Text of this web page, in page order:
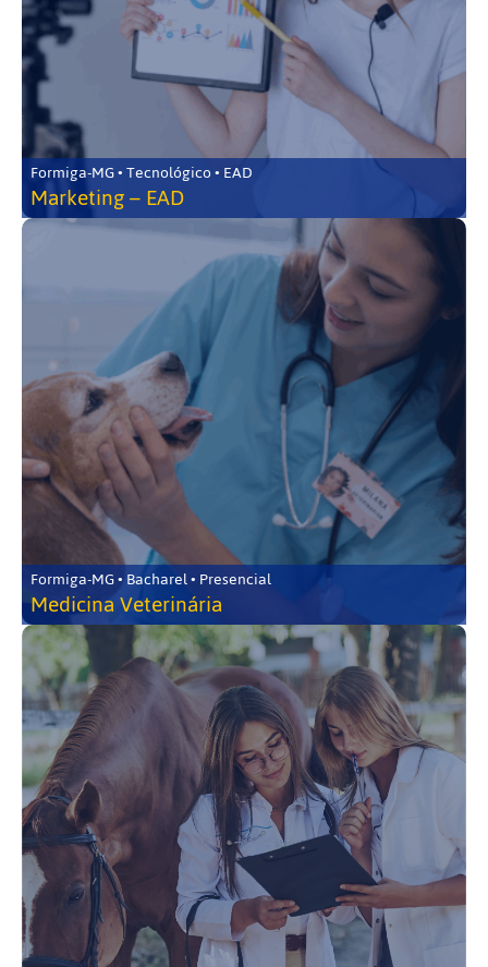
Formiga-MG • Tecnológico • EAD
Marketing – EAD
Formiga-MG • Bacharel • Presencial
Medicina Veterinária